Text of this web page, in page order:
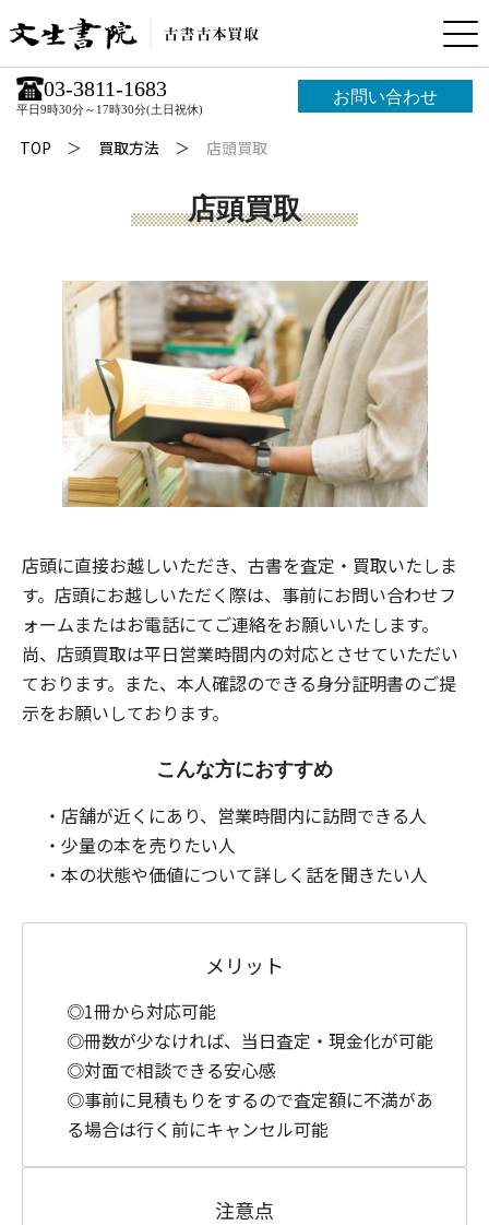
03-3811-1683
平日9時30分～17時30分(土日祝休)
お問い合わせ
TOP 買取方法 店頭買取
店頭買取
店頭に直接お越しいただき、古書を査定・買取いたしま
す。店頭にお越しいただく際は、事前にお問い合わせフ
ォームまたはお電話にてご連絡をお願いいたします。
尚、店頭買取は平日営業時間内の対応とさせていただい
ております。また、本人確認のできる身分証明書のご提
示をお願いしております。
こんな方におすすめ
・店舗が近くにあり、営業時間内に訪問できる人
・少量の本を売りたい人
・本の状態や価値について詳しく話を聞きたい人
メリット
◎1冊から対応可能
◎冊数が少なければ、当日査定・現金化が可能
◎対面で相談できる安心感
◎事前に見積もりをするので査定額に不満があ
る場合は行く前にキャンセル可能
注意点